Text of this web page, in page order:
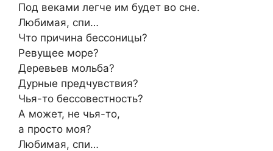
Под веками легче им будет во сне.
Любимая, спи…
Что причина бессоницы?
Ревущее море?
Деревьев мольба?
Дурные предчувствия?
Чья-то бессовестность?
А может, не чья-то,
а просто моя?
Любимая, спи…